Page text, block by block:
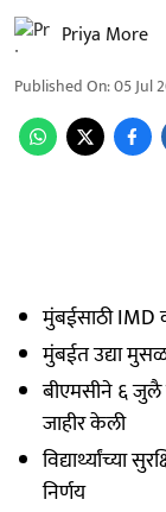
Priya More
Published On:05 Jul
मुंबईसाठी IMD
मुंबईत उद्या
बीएमसीने ६ जुलै
जाहीर केली
विद्यार्थ्यांच्या
निर्णय